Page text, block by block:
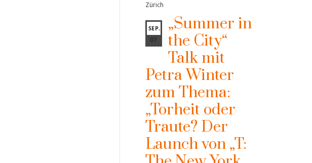
Zürich
SEP.
07
„Summer in
the City“
Talk mit
Petra Winter
zum Thema:
„Torheit oder
Traute? Der
Launch von „T: